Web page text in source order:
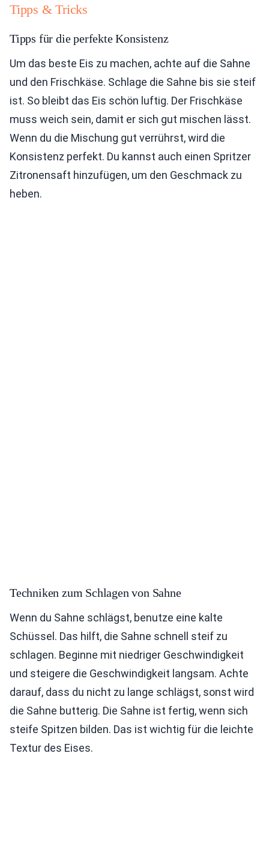
Tipps & Tricks
Tipps für die perfekte Konsistenz
Um das beste Eis zu machen, achte auf die Sahne
und den Frischkäse. Schlage die Sahne bis sie steif
ist. So bleibt das Eis schön luftig. Der Frischkäse
muss weich sein, damit er sich gut mischen lässt.
Wenn du die Mischung gut verrührst, wird die
Konsistenz perfekt. Du kannst auch einen Spritzer
Zitronensaft hinzufügen, um den Geschmack zu
heben.
Techniken zum Schlagen von Sahne
Wenn du Sahne schlägst, benutze eine kalte
Schüssel. Das hilft, die Sahne schnell steif zu
schlagen. Beginne mit niedriger Geschwindigkeit
und steigere die Geschwindigkeit langsam. Achte
darauf, dass du nicht zu lange schlägst, sonst wird
die Sahne butterig. Die Sahne ist fertig, wenn sich
steife Spitzen bilden. Das ist wichtig für die leichte
Textur des Eises.